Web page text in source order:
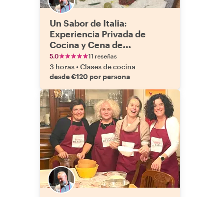
Un Sabor de Italia:
Experiencia Privada de
Cocina y Cena de
Pizza/Focaccia
5.0 11 reseñas
3 horas•Clases de cocina
desde €120 por persona